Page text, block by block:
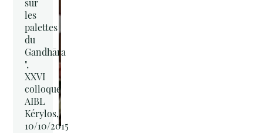
sur
les
palettes
du
Gandhāra
",
XXVI
colloque
AIBL
Kérylos,
10/10/2015